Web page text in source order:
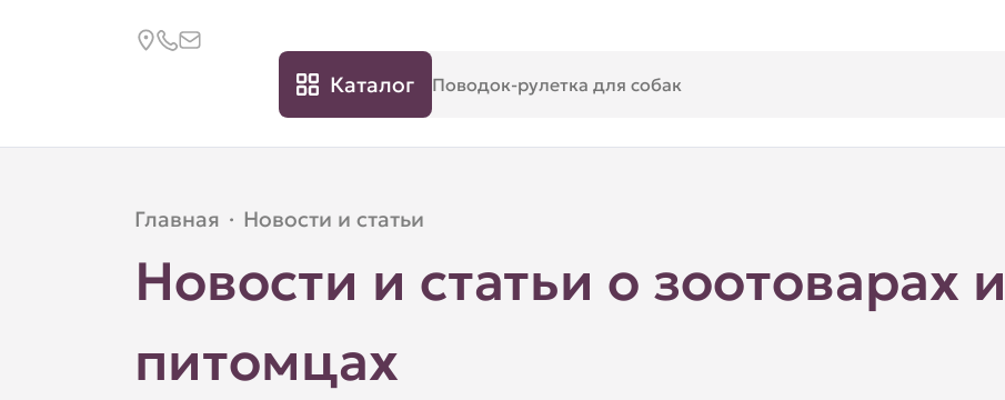
Каталог
Главная · Новости и статьи
Новости и статьи о зоотоварах и
питомцах